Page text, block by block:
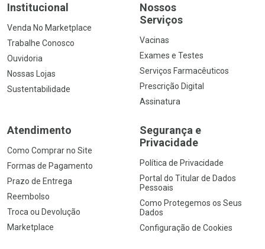
Institucional
Venda No Marketplace
Trabalhe Conosco
Ouvidoria
Nossas Lojas
Sustentabilidade
Nossos
Serviços
Vacinas
Exames e Testes
Serviços Farmacêuticos
Prescrição Digital
Assinatura
Atendimento
Como Comprar no Site
Formas de Pagamento
Prazo de Entrega
Reembolso
Troca ou Devolução
Marketplace
Segurança e
Privacidade
Política de Privacidade
Portal do Titular de Dados
Pessoais
Como Protegemos os Seus
Dados
Configuração de Cookies